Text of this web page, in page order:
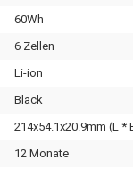
60Wh
6 Zellen
Li-ion
Black
214x54.1x20.9mm (L *
12 Monate